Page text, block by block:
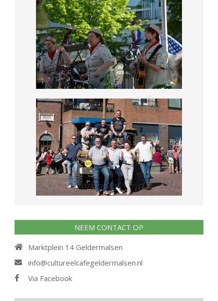
NEEM CONTACT OP
Marktplein 14 Geldermalsen
info@cultureelcafegeldermalsen.nl
Via Facebook